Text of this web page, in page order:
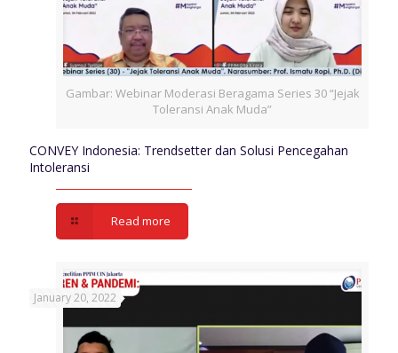
Gambar: Webinar Moderasi Beragama Series 30 “Jejak
Toleransi Anak Muda”
CONVEY Indonesia: Trendsetter dan Solusi Pencegahan
Intoleransi
Read more
January 20, 2022